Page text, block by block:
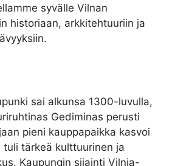
syvälle Vilnan
historiaan, arkkitehtuuriin ja
sai alkunsa 1300-luvulla,
Gediminas perusti
pieni kauppapaikka kasvoi
tuli tärkeä kulttuurinen ja
Kaupungin sijainti Vilnia-